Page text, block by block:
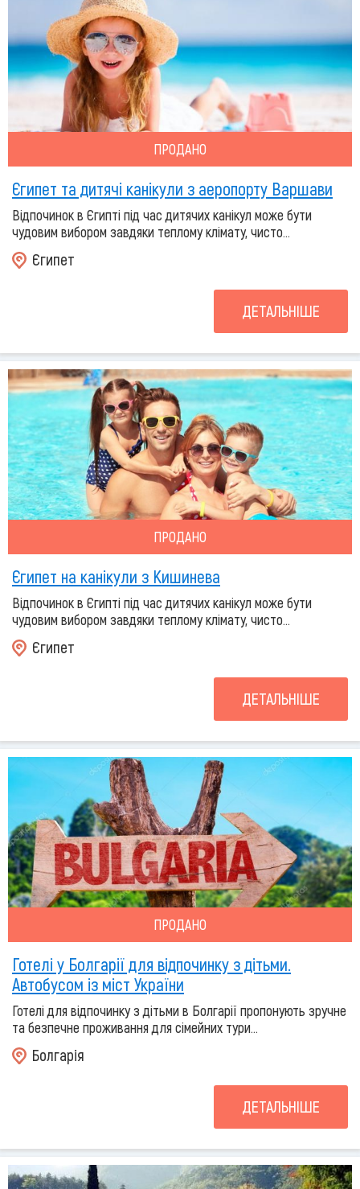
ПРОДАНО
Єгипет та дитячі канікули з аеропорту Варшави
Відпочинок в Єгипті під час дитячих канікул може бути
чудовим вибором завдяки теплому клімату, чисто...
Єгипет
ДЕТАЛЬНІШЕ
ПРОДАНО
Єгипет на канікули з Кишинева
Відпочинок в Єгипті під час дитячих канікул може бути
чудовим вибором завдяки теплому клімату, чисто...
Єгипет
ДЕТАЛЬНІШЕ
ПРОДАНО
Готелі у Болгарії для відпочинку з дітьми.
Автобусом із міст України
Готелі для відпочинку з дітьми в Болгарії пропонують зручне
та безпечне проживання для сімейних тури...
Болгарія
ДЕТАЛЬНІШЕ